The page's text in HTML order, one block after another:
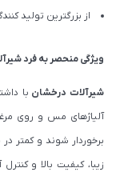
از بزرگترین تولید
ویژگی منحصر به فرد
شیرآلات درخشان با
آلیاژهای مس و روی
برخوردار شوند و کمتر
زیبا، کیفیت بالا و